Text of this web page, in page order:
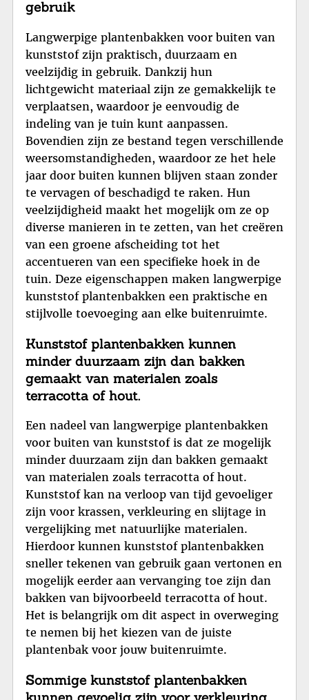
gebruik
Langwerpige plantenbakken voor buiten van
kunststof zijn praktisch, duurzaam en
veelzijdig in gebruik. Dankzij hun
lichtgewicht materiaal zijn ze gemakkelijk te
verplaatsen, waardoor je eenvoudig de
indeling van je tuin kunt aanpassen.
Bovendien zijn ze bestand tegen verschillende
weersomstandigheden, waardoor ze het hele
jaar door buiten kunnen blijven staan zonder
te vervagen of beschadigd te raken. Hun
veelzijdigheid maakt het mogelijk om ze op
diverse manieren in te zetten, van het creëren
van een groene afscheiding tot het
accentueren van een specifieke hoek in de
tuin. Deze eigenschappen maken langwerpige
kunststof plantenbakken een praktische en
stijlvolle toevoeging aan elke buitenruimte.
Kunststof plantenbakken kunnen
minder duurzaam zijn dan bakken
gemaakt van materialen zoals
terracotta of hout.
Een nadeel van langwerpige plantenbakken
voor buiten van kunststof is dat ze mogelijk
minder duurzaam zijn dan bakken gemaakt
van materialen zoals terracotta of hout.
Kunststof kan na verloop van tijd gevoeliger
zijn voor krassen, verkleuring en slijtage in
vergelijking met natuurlijke materialen.
Hierdoor kunnen kunststof plantenbakken
sneller tekenen van gebruik gaan vertonen en
mogelijk eerder aan vervanging toe zijn dan
bakken van bijvoorbeeld terracotta of hout.
Het is belangrijk om dit aspect in overweging
te nemen bij het kiezen van de juiste
plantenbak voor jouw buitenruimte.
Sommige kunststof plantenbakken